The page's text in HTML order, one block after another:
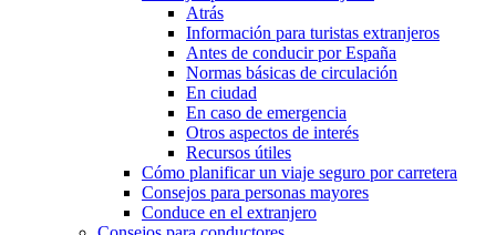
Atrás
Información para turistas extranjeros
Antes de conducir por España
Normas básicas de circulación
En ciudad
En caso de emergencia
Otros aspectos de interés
Recursos útiles
Cómo planificar un viaje seguro por carretera
Consejos para personas mayores
Conduce en el extranjero